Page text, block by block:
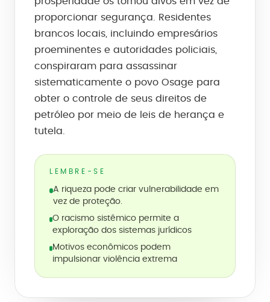
proporcionar segurança. Residentes
brancos locais, incluindo empresários
proeminentes e autoridades policiais,
conspiraram para assassinar
sistematicamente o povo Osage para
obter o controle de seus direitos de
petróleo por meio de leis de herança e
tutela.
LEMBRE-SE
A riqueza pode criar vulnerabilidade em
vez de proteção.
O racismo sistêmico permite a
exploração dos sistemas jurídicos
Motivos econômicos podem
impulsionar violência extrema